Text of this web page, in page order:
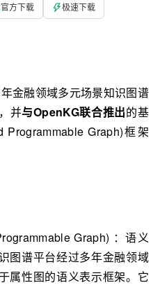
官方下载 极速下载
金融领域多元场景知识图谱
并与OpenKG联合推出的基
Programmable Graph)框架
Graph) ：语义
图谱平台经过多年金融领域
属性图的语义表示框架。它